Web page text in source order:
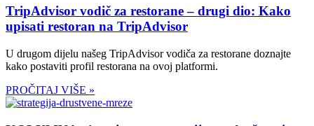
TripAdvisor vodič za restorane – drugi dio: Kako
upisati restoran na TripAdvisor
U drugom dijelu našeg TripAdvisor vodiča za restorane doznajte
kako postaviti profil restorana na ovoj platformi.
PROČITAJ VIŠE »